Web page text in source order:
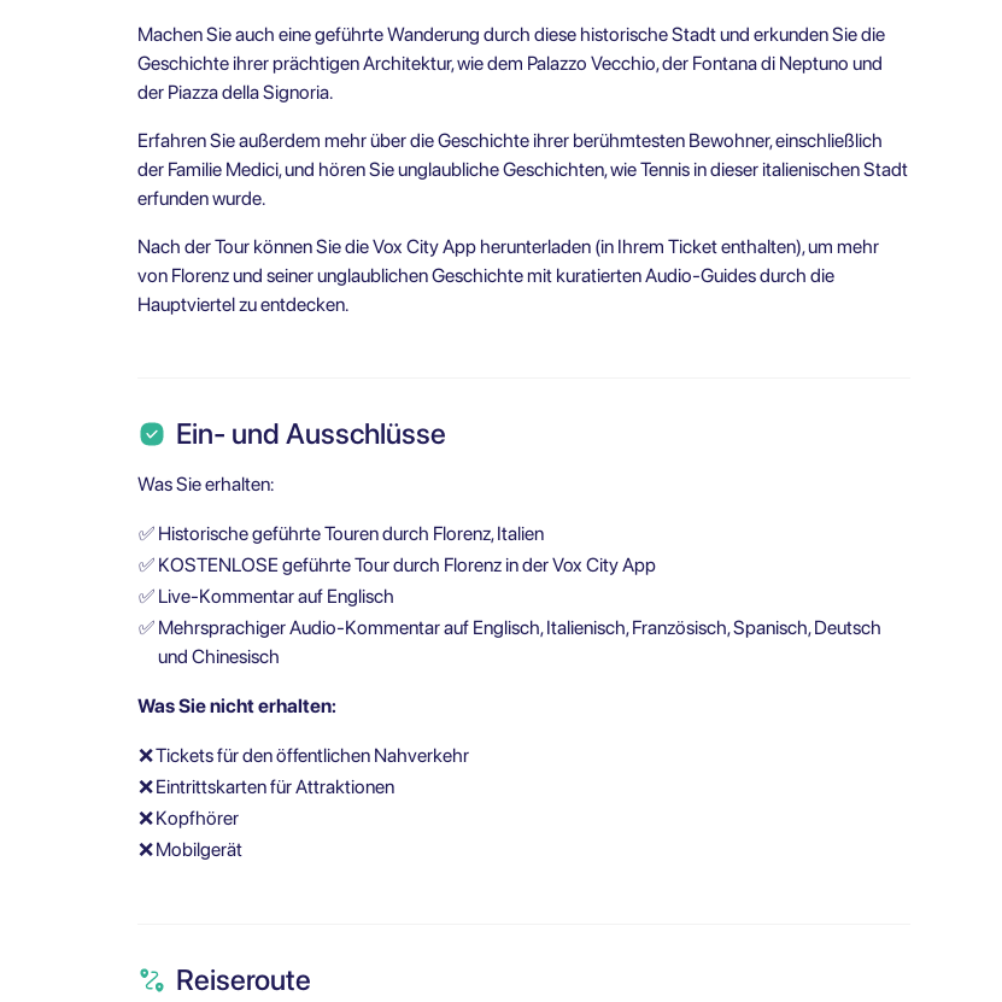
Machen Sie auch eine geführte Wanderung durch diese historische Stadt und erkunden Sie die
Geschichte ihrer prächtigen Architektur, wie dem Palazzo Vecchio, der Fontana di Neptuno und
der Piazza della Signoria.
Erfahren Sie außerdem mehr über die Geschichte ihrer berühmtesten Bewohner, einschließlich
der Familie Medici, und hören Sie unglaubliche Geschichten, wie Tennis in dieser italienischen Stadt
erfunden wurde.
Nach der Tour können Sie die Vox City App herunterladen (in Ihrem Ticket enthalten), um mehr
von Florenz und seiner unglaublichen Geschichte mit kuratierten Audio-Guides durch die
Hauptviertel zu entdecken.
Ein- und Ausschlüsse
Was Sie erhalten:
✅ Historische geführte Touren durch Florenz, Italien
✅ KOSTENLOSE geführte Tour durch Florenz in der Vox City App
✅ Live-Kommentar auf Englisch
✅ Mehrsprachiger Audio-Kommentar auf Englisch, Italienisch, Französisch, Spanisch, Deutsch
und Chinesisch
Was Sie nicht erhalten:
❌Tickets für den öffentlichen Nahverkehr
❌Eintrittskarten für Attraktionen
❌Kopfhörer
❌Mobilgerät
Reiseroute